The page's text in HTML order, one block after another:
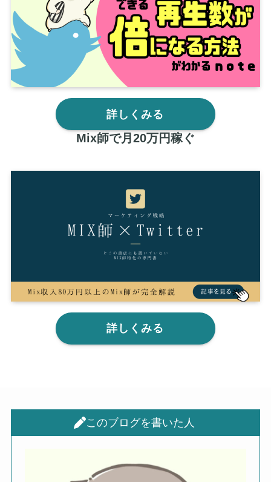
詳しくみる
Mix師で月20万円稼ぐ
詳しくみる
このブログを書いた人